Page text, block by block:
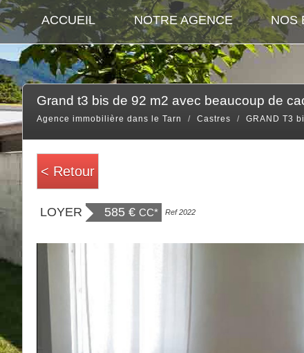
ACCUEIL NOTRE AGENCE NOS
grand t3 bis de 92 m2 avec beaucoup de
Agence immobilière dans le Tarn Castres GRAND T3
< Retour
LOYER 585 € CC* Ref 2022